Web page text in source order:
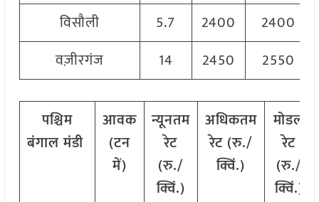
विसौली
5.7 2400
2400
वज़ीरगंज
14 2450 2550
पश्चिम
बंगाल मंडी
आवक
(टन
में)
न्यूनतम
रेट
(रु./
क्विं.)
अधिकतम
रेट (रु./
क्विं.)
मोडल
रेट
(रु./
क्विं.)